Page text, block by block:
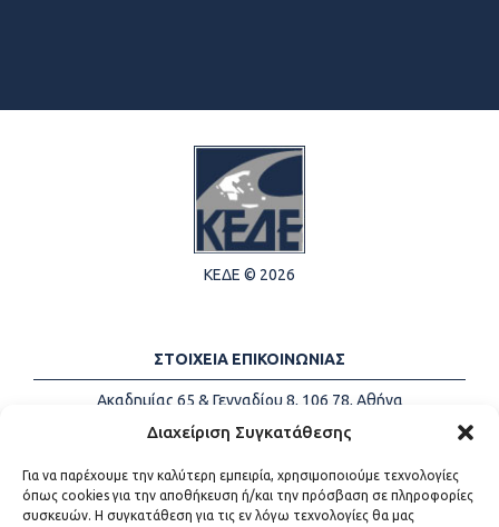
Διαχείριση Συγκατάθεσης
Για να παρέχουμε την καλύτερη εμπειρία, χρησιμοποιούμε τεχνολογίες
όπως cookies για την αποθήκευση ή/και την πρόσβαση σε πληροφορίες
συσκευών. Η συγκατάθεση για τις εν λόγω τεχνολογίες θα μας
ΚΕΔΕ © 2026
ΣΤΟΙΧΕΙΑ ΕΠΙΚΟΙΝΩΝΙΑΣ
Ακαδημίας 65 & Γενναδίου 8, 106 78, Αθήνα
Τηλέφωνα:
+30 213-2147500
Email:
info@kede.gr